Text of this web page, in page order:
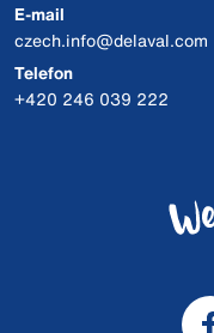
E-mail
czech.info@delaval.com
Telefon
+420 246 039 222